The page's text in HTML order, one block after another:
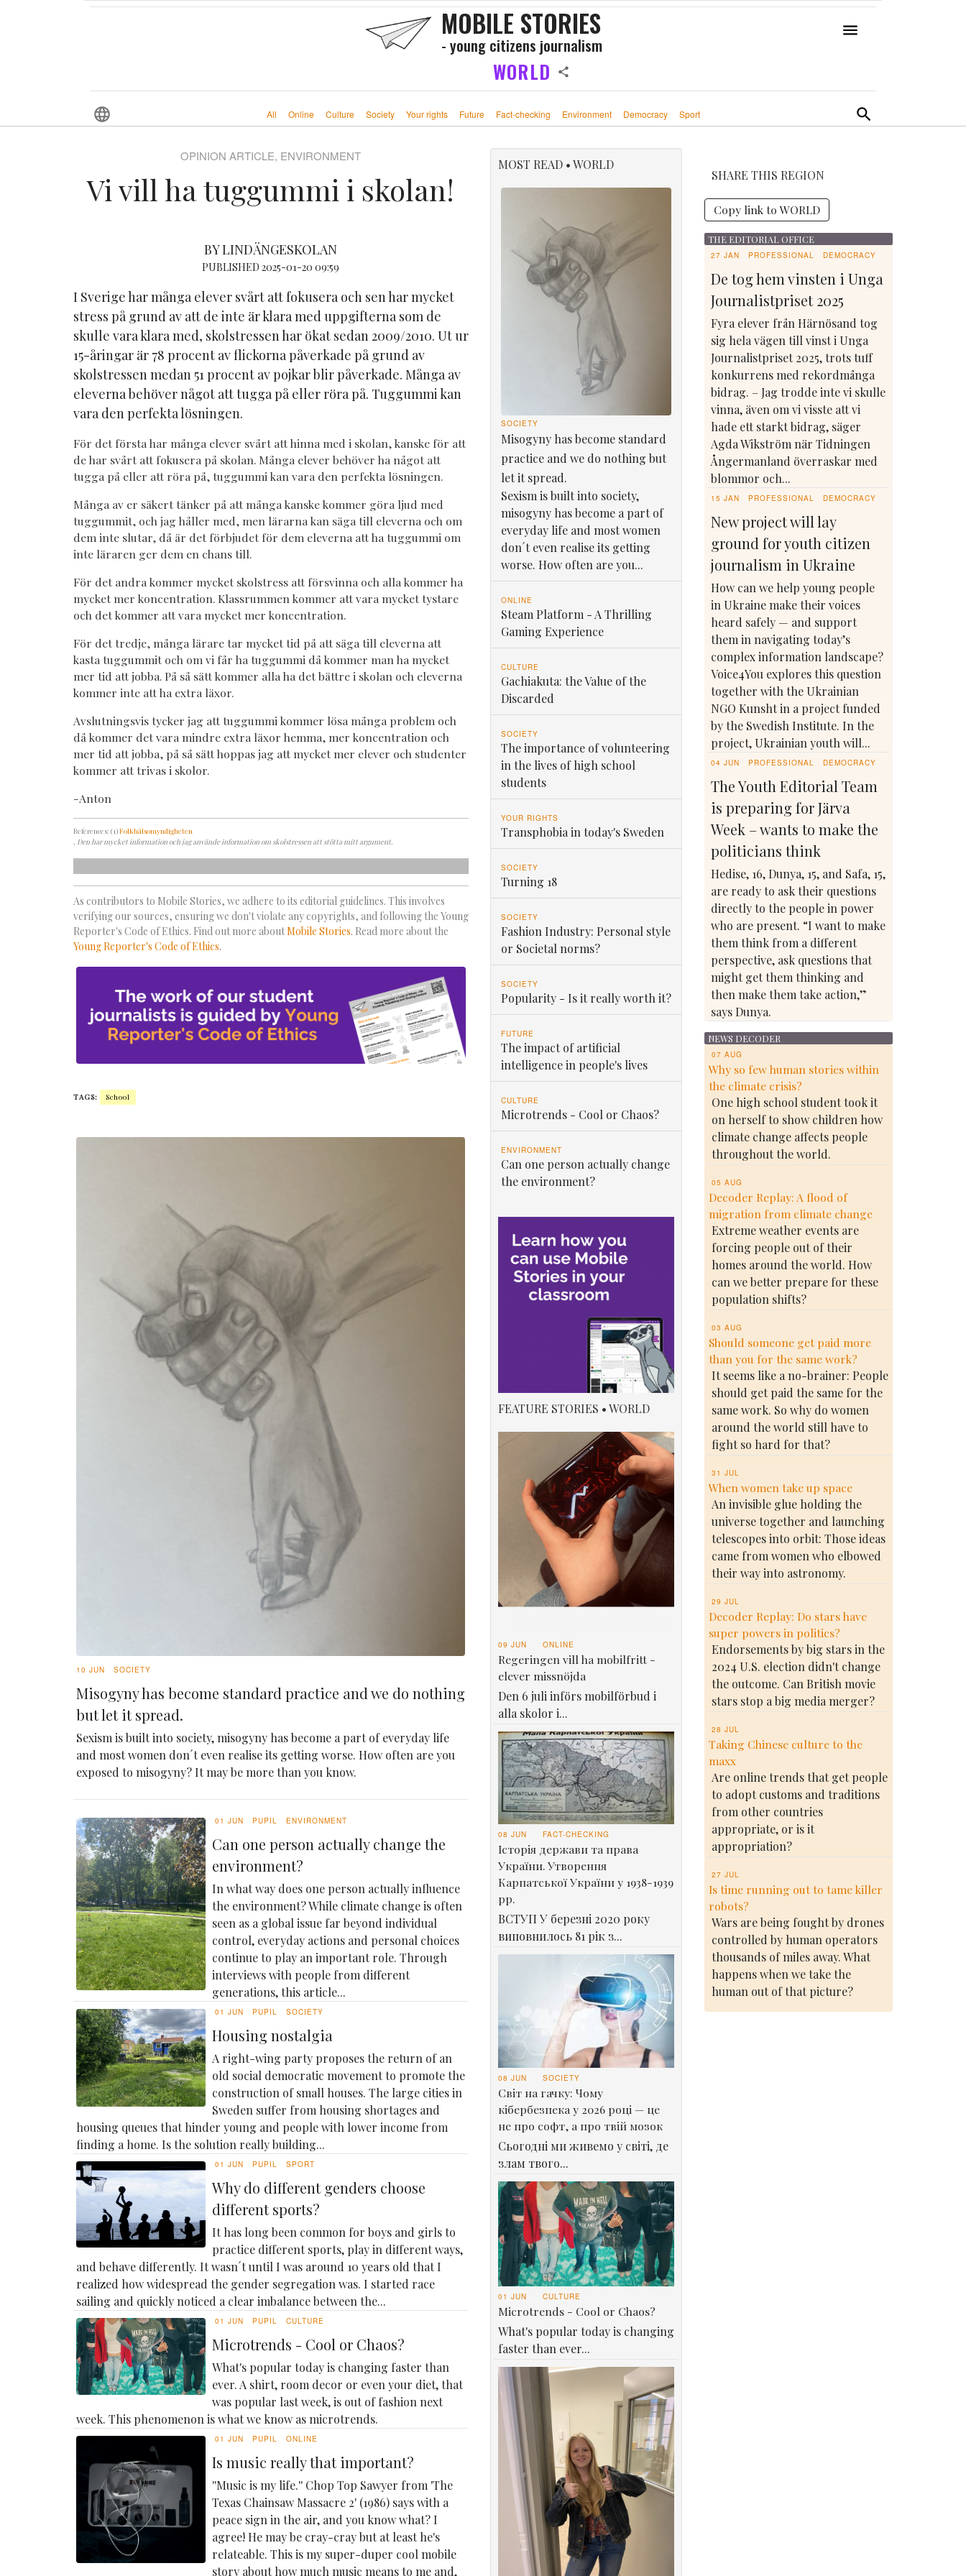
MOBILE STORIES
- young citizens journalism
WORLD
All Online Culture Society Your rights Future Fact-checking Environment Democracy Sport
OPINION ARTICLE, ENVIRONMENT
Vi vill ha tuggummi i skolan!
BY LINDÄNGESKOLAN
PUBLISHED 2025-01-20 09:59
I Sverige har många elever svårt att fokusera och sen har mycket
stress på grund av att de inte är klara med uppgifterna som de
skulle vara klara med, skolstressen har ökat sedan 2009/2010. Ut ur
15-åringar är 78 procent av flickorna påverkade på grund av
skolstressen medan 51 procent av pojkar blir påverkade. Många av
eleverna behöver något att tugga på eller röra på. Tuggummi kan
vara den perfekta lösningen.
För det första har många elever svårt att hinna med i skolan, kanske för att
de har svårt att fokusera på skolan. Många elever behöver ha något att
tugga på eller att röra på, tuggummi kan vara den perfekta lösningen.
Många av er säkert tänker på att många kanske kommer göra ljud med
tuggummit, och jag håller med, men lärarna kan säga till eleverna och om
dem inte slutar, då är det förbjudet för dem eleverna att ha tuggummi om
inte läraren ger dem en chans till.
För det andra kommer mycket skolstress att försvinna och alla kommer ha
mycket mer koncentration. Klassrummen kommer att vara mycket tystare
och det kommer att vara mycket mer koncentration.
För det tredje, många lärare tar mycket tid på att säga till eleverna att
kasta tuggummit och om vi får ha tuggummi då kommer man ha mycket
mer tid att jobba. På så sätt kommer alla ha det bättre i skolan och eleverna
kommer inte att ha extra läxor.
Avslutningsvis tycker jag att tuggummi kommer lösa många problem och
då kommer det vara mindre extra läxor hemma, mer koncentration och
mer tid att jobba, på så sätt hoppas jag att mycket mer elever och studenter
kommer att trivas i skolor.
-Anton
References: (1)Folkhälsomyndigheten
, Den har mycket information och jag använde information om skolstressen att stötta mitt argument.
As contributors to Mobile Stories, we adhere to its editorial guidelines. This involves
verifying our sources, ensuring we don't violate any copyrights, and following the Young
Reporter's Code of Ethics. Find out more aboutMobile Stories. Read more about the
Young Reporter's Code of Ethics.
TAGS: School
10 JUN SOCIETY
Misogyny has become standard practice and we do nothing
but let it spread.
Sexism is built into society, misogyny has become a part of everyday life
and most women don´t even realise its getting worse. How often are you
exposed to misogyny? It may be more than you know.
01 JUN PUPIL ENVIRONMENT
Can one person actually change the
environment?
In what way does one person actually influence
the environment? While climate change is often
seen as a global issue far beyond individual
control, everyday actions and personal choices
continue to play an important role. Through
interviews with people from different
generations, this article...
01 JUN PUPIL SOCIETY
Housing nostalgia
A right-wing party proposes the return of an
old social democratic movement to promote the
construction of small houses. The large cities in
Sweden suffer from housing shortages and
housing queues that hinder young and people with lower income from
finding a home. Is the solution really building...
01 JUN PUPIL SPORT
Why do different genders choose
different sports?
It has long been common for boys and girls to
practice different sports, play in different ways,
and behave differently. It wasn´t until I was around 10 years old that I
realized how widespread the gender segregation was. I started race
sailing and quickly noticed a clear imbalance between the...
01 JUN PUPIL CULTURE
Microtrends - Cool or Chaos?
What's popular today is changing faster than
ever. A shirt, room decor or even your diet, that
was popular last week, is out of fashion next
week. This phenomenon is what we know as microtrends.
01 JUN PUPIL ONLINE
Is music really that important?
''Music is my life.'' Chop Top Sawyer from 'The
Texas Chainsaw Massacre 2' (1986) says with a
peace sign in the air, and you know what? I
agree! He may be cray-cray but at least he's
relateable. This is my super-duper cool mobile
story about how much music means to me and,
MOST READ • WORLD
SOCIETY
Misogyny has become standard
practice and we do nothing but
let it spread.
Sexism is built into society,
misogyny has become a part of
everyday life and most women
don´t even realise its getting
worse. How often are you...
ONLINE
Steam Platform - A Thrilling
Gaming Experience
CULTURE
Gachiakuta: the Value of the
Discarded
SOCIETY
The importance of volunteering
in the lives of high school
students
YOUR RIGHTS
Transphobia in today's Sweden
SOCIETY
Turning 18
SOCIETY
Fashion Industry: Personal style
or Societal norms?
SOCIETY
Popularity - Is it really worth it?
FUTURE
The impact of artificial
intelligence in people's lives
CULTURE
Microtrends - Cool or Chaos?
ENVIRONMENT
Can one person actually change
the environment?
FEATURE STORIES • WORLD
09 JUN ONLINE
Regeringen vill ha mobilfritt -
elever missnöjda
Den 6 juli införs mobilförbud i
alla skolor i...
08 JUN FACT-CHECKING
Історія держави та права
України. Утворення
Карпатської України у 1938-1939
рр.
ВСТУП У березні 2020 року
виповнилось 81 рік з...
08 JUN SOCIETY
Світ на гачку: Чому
кібербезпека у 2026 році — це
не про софт, а про твій мозок
Сьогодні ми живемо у світі, де
злам твого...
01 JUN CULTURE
Microtrends - Cool or Chaos?
What's popular today is changing
faster than ever...
SHARE THIS REGION
Copy link to WORLD
THE EDITORIAL OFFICE
27 JAN PROFESSIONAL DEMOCRACY
De tog hem vinsten i Unga
Journalistpriset 2025
Fyra elever från Härnösand tog
sig hela vägen till vinst i Unga
Journalistpriset 2025, trots tuff
konkurrens med rekordmånga
bidrag. – Jag trodde inte vi skulle
vinna, även om vi visste att vi
hade ett starkt bidrag, säger
Agda Wikström när Tidningen
Ångermanland överraskar med
blommor och...
15 JAN PROFESSIONAL DEMOCRACY
New project will lay
ground for youth citizen
journalism in Ukraine
How can we help young people
in Ukraine make their voices
heard safely — and support
them in navigating today’s
complex information landscape?
Voice4You explores this question
together with the Ukrainian
NGO Kunsht in a project funded
by the Swedish Institute. In the
project, Ukrainian youth will...
04 JUN PROFESSIONAL DEMOCRACY
The Youth Editorial Team
is preparing for Järva
Week – wants to make the
politicians think
Hedise, 16, Dunya, 15, and Safa, 15,
are ready to ask their questions
directly to the people in power
who are present. “I want to make
them think from a different
perspective, ask questions that
might get them thinking and
then make them take action,”
says Dunya.
NEWS DECODER
07 AUG
Why so few human stories within
the climate crisis?
One high school student took it
on herself to show children how
climate change affects people
throughout the world.
05 AUG
Decoder Replay: A flood of
migration from climate change
Extreme weather events are
forcing people out of their
homes around the world. How
can we better prepare for these
population shifts?
03 AUG
Should someone get paid more
than you for the same work?
It seems like a no-brainer: People
should get paid the same for the
same work. So why do women
around the world still have to
fight so hard for that?
31 JUL
When women take up space
An invisible glue holding the
universe together and launching
telescopes into orbit: Those ideas
came from women who elbowed
their way into astronomy.
29 JUL
Decoder Replay: Do stars have
super powers in politics?
Endorsements by big stars in the
2024 U.S. election didn't change
the outcome. Can British movie
stars stop a big media merger?
28 JUL
Taking Chinese culture to the
maxx
Are online trends that get people
to adopt customs and traditions
from other countries
appropriate, or is it
appropriation?
27 JUL
Is time running out to tame killer
robots?
Wars are being fought by drones
controlled by human operators
thousands of miles away. What
happens when we take the
human out of that picture?